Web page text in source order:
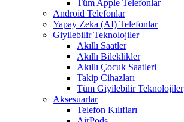
Tüm Apple Telefonlar
Android Telefonlar
Yapay Zeka (AI) Telefonlar
Giyilebilir Teknolojiler
Akıllı Saatler
Akıllı Bileklikler
Akıllı Çocuk Saatleri
Takip Cihazları
Tüm Giyilebilir Teknolojiler
Aksesuarlar
Telefon Kılıfları